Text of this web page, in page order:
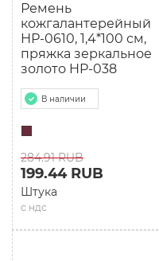
Ремень
кожгалантерейный
НР-0610, 1,4*100 см,
пряжка зеркальное
золото HP-038
В наличии
284.91 RUB
с ндс
199.44 RUB
Штука